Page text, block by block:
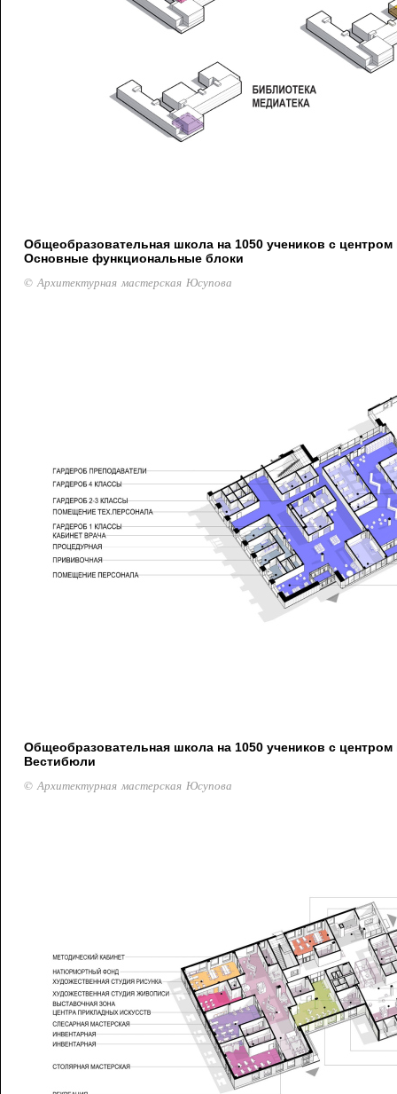
Общеобразовательная школа на 1050 учеников с центром
Основные функциональные блоки
© Архитектурная мастерская Юсупова
Общеобразовательная школа на 1050 учеников с центром
Вестибюли
© Архитектурная мастерская Юсупова